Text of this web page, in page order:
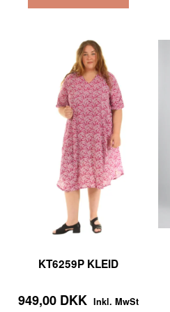
KT6259P KLEID
949,00 DKK Inkl. MwSt